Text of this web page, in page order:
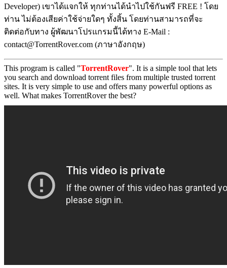
Developer) เขาได้แจกให้ ทุกท่านได้นำไปใช้กันฟรี FREE ! โดย
ท่าน ไม่ต้องเสียค่าใช้จ่ายใดๆ ทั้งสิ้น โดยท่านสามารถที่จะ
ติดต่อกับทาง ผู้พัฒนาโปรแกรมนี้ได้ทาง E-Mail :
contact@TorrentRover.com (ภาษาอังกฤษ)
This program is called "TorrentRover". It is a simple tool that lets
you search and download torrent files from multiple trusted torrent
sites. It is very simple to use and offers many powerful options as
well. What makes TorrentRover the best?